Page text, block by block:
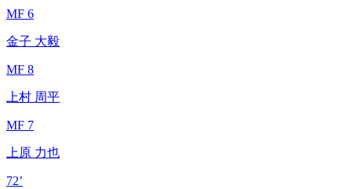
MF 6
金子 大毅
MF 8
上村 周平
MF 7
上原 力也
72’